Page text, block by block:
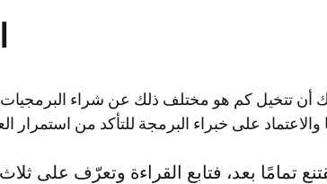
أن تتخيل كم هو مختلف ذلك عن شراء البرمجيات
والاعتماد على خبراء البرمجة للتأكد من استمرار
تمامًا بعد، فتابع القراءة وتعرّف على